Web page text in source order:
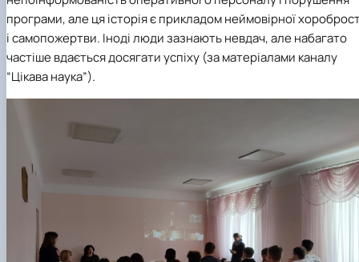
програми, але ця історія є прикладом неймовірної
і самопожертви. Іноді люди зазнають невдач, але набагато
частіше вдається досягати успіху (за матеріалами каналу
“Цікава наука”).